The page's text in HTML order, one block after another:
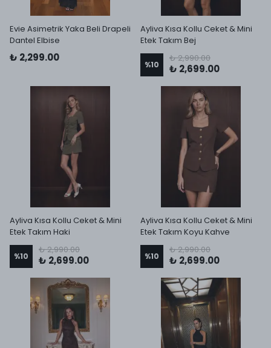
Evie Asimetrik Yaka Beli Drapeli
Dantel Elbise
₺ 2,299.00
Ayliva Kısa Kollu Ceket & Mini
Etek Takım Bej
%10
₺ 2,990.00
₺ 2,699.00
Ayliva Kısa Kollu Ceket & Mini
Etek Takım Haki
%10
₺ 2,990.00
₺ 2,699.00
Ayliva Kısa Kollu Ceket & Mini
Etek Takım Koyu Kahve
%10
₺ 2,990.00
₺ 2,699.00